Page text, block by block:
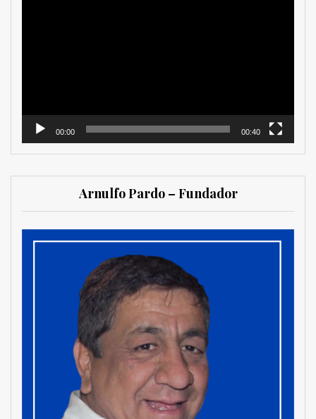
00:00 00:40
Arnulfo Pardo – Fundador